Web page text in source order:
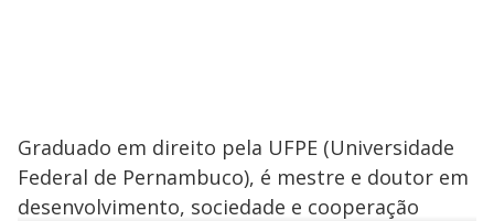
Graduado em direito pela UFPE (Universidade
Federal de Pernambuco), é mestre e doutor em
desenvolvimento, sociedade e cooperação